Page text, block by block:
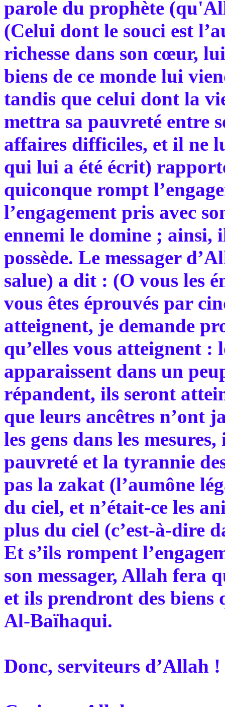
parole du prophète
(Celui dont le souci est
richesse dans son cœur,
biens de ce monde lui
tandis que celui dont la
mettra sa pauvreté entre
affaires difficiles, et il ne
qui lui a été écrit)
quiconque rompt
l’engagement pris avec
ennemi le domine ; ainsi,
possède. Le messager
salue) a dit : (O vous les
vous êtes éprouvés par
atteignent, je demande
qu’elles vous atteignent :
apparaissent dans un
répandent, ils seront
que leurs ancêtres n’ont
les gens dans les
pauvreté et la tyrannie
pas la zakat (l’aumône
du ciel, et n’était-ce les
plus du ciel (c’est-à-dire
Et s’ils rompent
son messager, Allah fera
et ils prendront des biens
Al-Baïhaqui.
Donc, serviteurs d’Allah !